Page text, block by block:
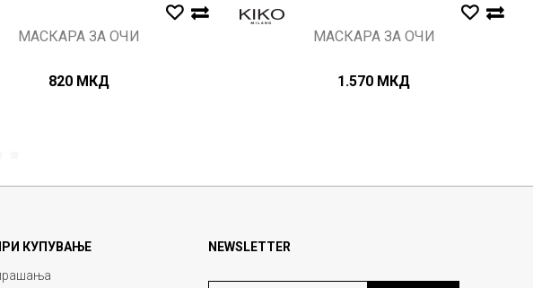
МАСКАРА ЗА ОЧИ
820 МКД
МАСКАРА ЗА ОЧИ
1.570 МКД
КУПУВАЊЕ
NEWSLETTER